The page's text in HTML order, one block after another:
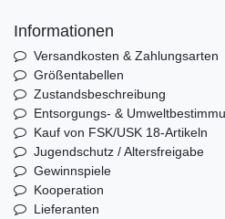
Informationen
Versandkosten & Zahlungsarten
Größentabellen
Zustandsbeschreibung
Entsorgungs- &
Kauf von FSK/USK 18-Artikeln
Jugendschutz / Altersfreigabe
Gewinnspiele
Kooperation
Lieferanten